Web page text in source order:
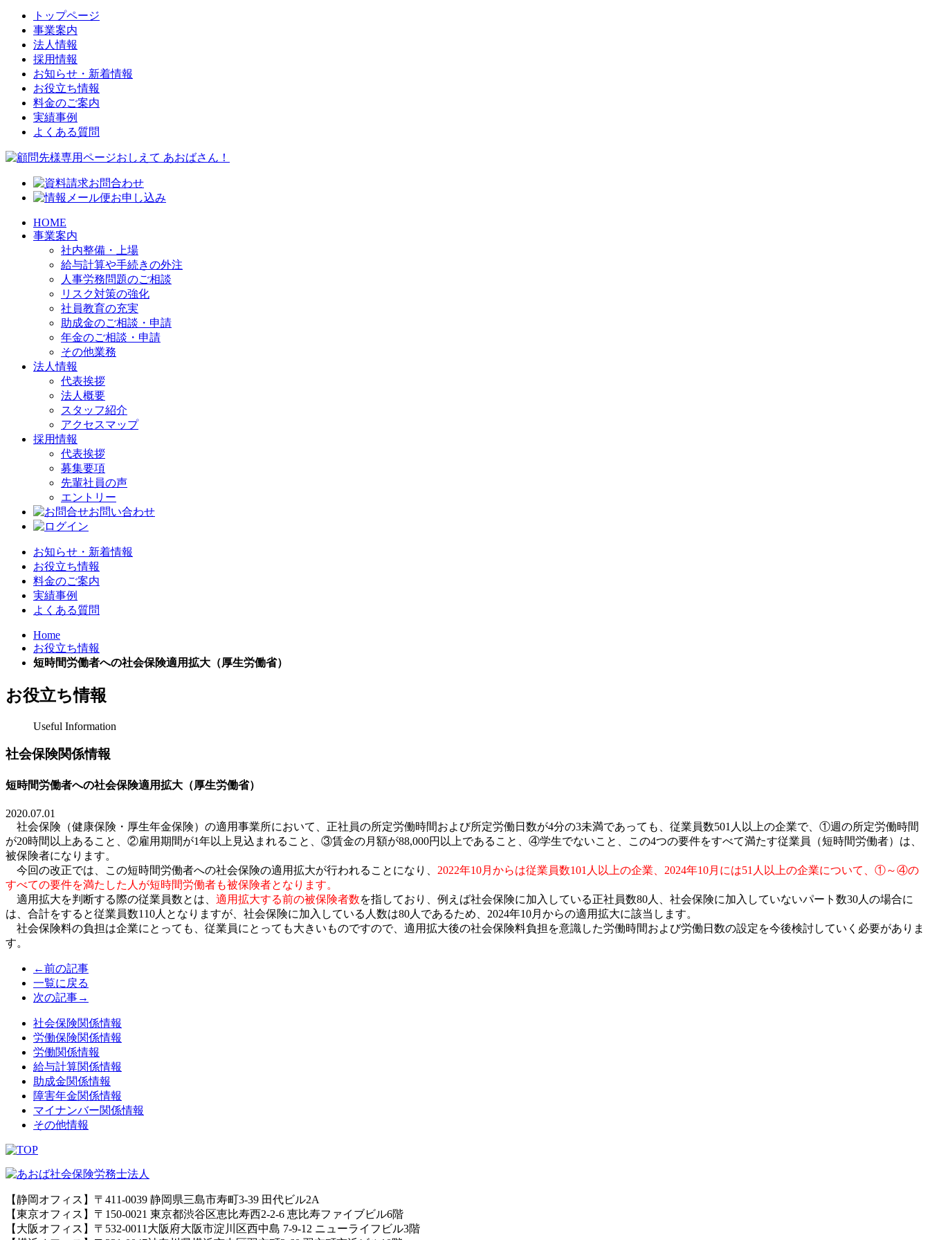
トップページ
事業案内
法人情報
採用情報
お知らせ・新着情報
お役立ち情報
料金のご案内
実績事例
よくある質問
HOME
事業案内
社内整備・上場
給与計算や手続きの外注
人事労務問題のご相談
リスク対策の強化
社員教育の充実
助成金のご相談・申請
年金のご相談・申請
その他業務
法人情報
代表挨拶
法人概要
スタッフ紹介
アクセスマップ
採用情報
代表挨拶
募集要項
先輩社員の声
エントリー
お問い合わせ
お知らせ・新着情報
お役立ち情報
料金のご案内
実績事例
よくある質問
Home
お役立ち情報
短時間労働者への社会保険適用拡大（厚生労働省）
お役立ち情報
Useful Information
社会保険関係情報
短時間労働者への社会保険適用拡大（厚生労働省）
2020.07.01
社会保険（健康保険・厚生年金保険）の適用事業所において、正社員の所定労働時間および所定労働日数が4分の3未満であっても、従業員数501 人以上の企業で、 ①週の所定労働時間
が20時間以上あること ②雇用期間が1年以上見込まれること ③賃金の月額が88,000円以上であること ④学生でないこと、この4つの要件をすべて満たす従業員（短時間労働者）は、
被保険者になります。
今回の改正では、この短時間労働者への社会保険の適用拡大が行われることになり、 2022年10月からは従業員数101 人以上の企業、 2024年10月には51 人以上の企業について、①～④の
すべての要件を満たした人が短時間労働者も被保険者となります。
適用拡大を判断する際の従業員数とは、 適用拡大する前の被保険者数を指しており、例えば社会保険に加入している正社員数80人、社会保険に加入していないパート数30人の場合に
は、合計をすると従業員数110人となりますが、社会保険に加入している人数は80人であるため、 2024年10月からの適用拡大に該当します。
社会保険料の負担は企業にとっても、従業員にとっても大きいものですので、適用拡大後の社会保険料負担 を意識した労働時間および労働日数の設定を今後検討していく必要がありま
す。
←前の記事
一覧に戻る
次の記事→
社会保険関係情報
労働保険関係情報
労働関係情報
給与計算関係情報
助成金関係情報
障害年金関係情報
マイナンバー関係情報
その他情報
【静岡オフィス】〒411-0039 静岡県三島市寿町3-39 田代ビル2A
【東京オフィス】〒150-0021 東京都渋谷区恵比寿西2-2-6 恵比寿ファイブビル6階
【大阪オフィス】〒532-0011大阪府大阪市淀川区西中島 7-9-12 ニューライフビル3階